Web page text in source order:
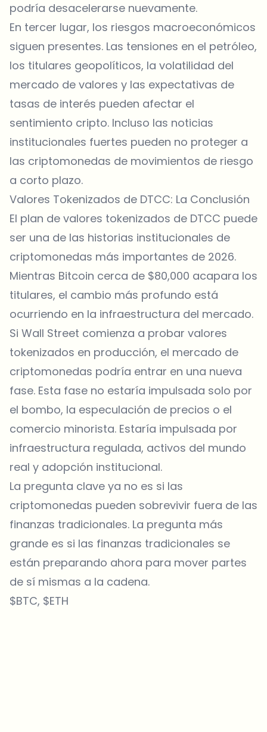
podría desacelerarse nuevamente.
En tercer lugar, los riesgos macroeconómicos
siguen presentes. Las tensiones en el petróleo,
los titulares geopolíticos, la volatilidad del
mercado de valores y las expectativas de
tasas de interés pueden afectar el
sentimiento cripto. Incluso las noticias
institucionales fuertes pueden no proteger a
las criptomonedas de movimientos de riesgo
a corto plazo.
Valores Tokenizados de DTCC: La Conclusión
El plan de valores tokenizados de DTCC puede
ser una de las historias institucionales de
criptomonedas más importantes de 2026.
Mientras Bitcoin cerca de $80,000 acapara los
titulares, el cambio más profundo está
ocurriendo en la infraestructura del mercado.
Si Wall Street comienza a probar valores
tokenizados en producción, el mercado de
criptomonedas podría entrar en una nueva
fase. Esta fase no estaría impulsada solo por
el bombo, la especulación de precios o el
comercio minorista. Estaría impulsada por
infraestructura regulada, activos del mundo
real y adopción institucional.
La pregunta clave ya no es si las
criptomonedas pueden sobrevivir fuera de las
finanzas tradicionales. La pregunta más
grande es si las finanzas tradicionales se
están preparando ahora para mover partes
de sí mismas a la cadena.
$BTC, $ETH